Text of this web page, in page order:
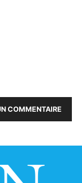
COMMENTAIRE